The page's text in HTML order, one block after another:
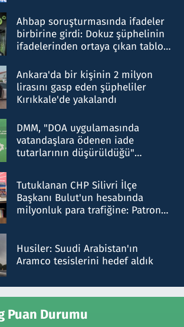
Ahbap soruşturmasında ifadeler
birbirine girdi: Dokuz şüphelinin
ifadelerinden ortaya çıkan tablo
Ankara'da bir kişinin 2 milyon
lirasını gasp eden şüpheliler
Kırıkkale'de yakalandı
DMM, "DOA uygulamasında
vatandaşlara ödenen iade
tutarlarının düşürüldüğü"
Tutuklanan CHP Silivri İlçe
Başkanı Bulut'un hesabında
milyonluk para trafiğine: Patron
Husiler: Suudi Arabistan'ın
Aramco tesislerini hedef aldık
Puan Durumu